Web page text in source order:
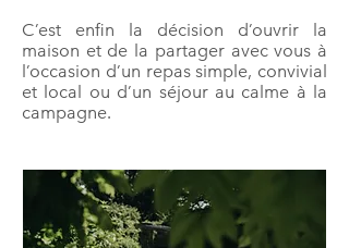
C’est enfin la décision d’ouvrir la
maison et de la partager avec vous à
l’occasion d’un repas simple, convivial
et local ou d’un séjour au calme à la
campagne.